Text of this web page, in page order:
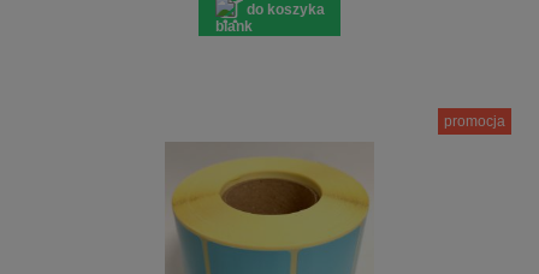
do koszyka
promocja